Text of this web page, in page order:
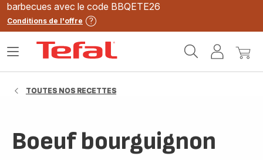
barbecues avec le code BBQETE26
Conditions de l'offre
MonMon
Ouvrir
TOUTES NOS RECETTES
Boeuf bourguignon